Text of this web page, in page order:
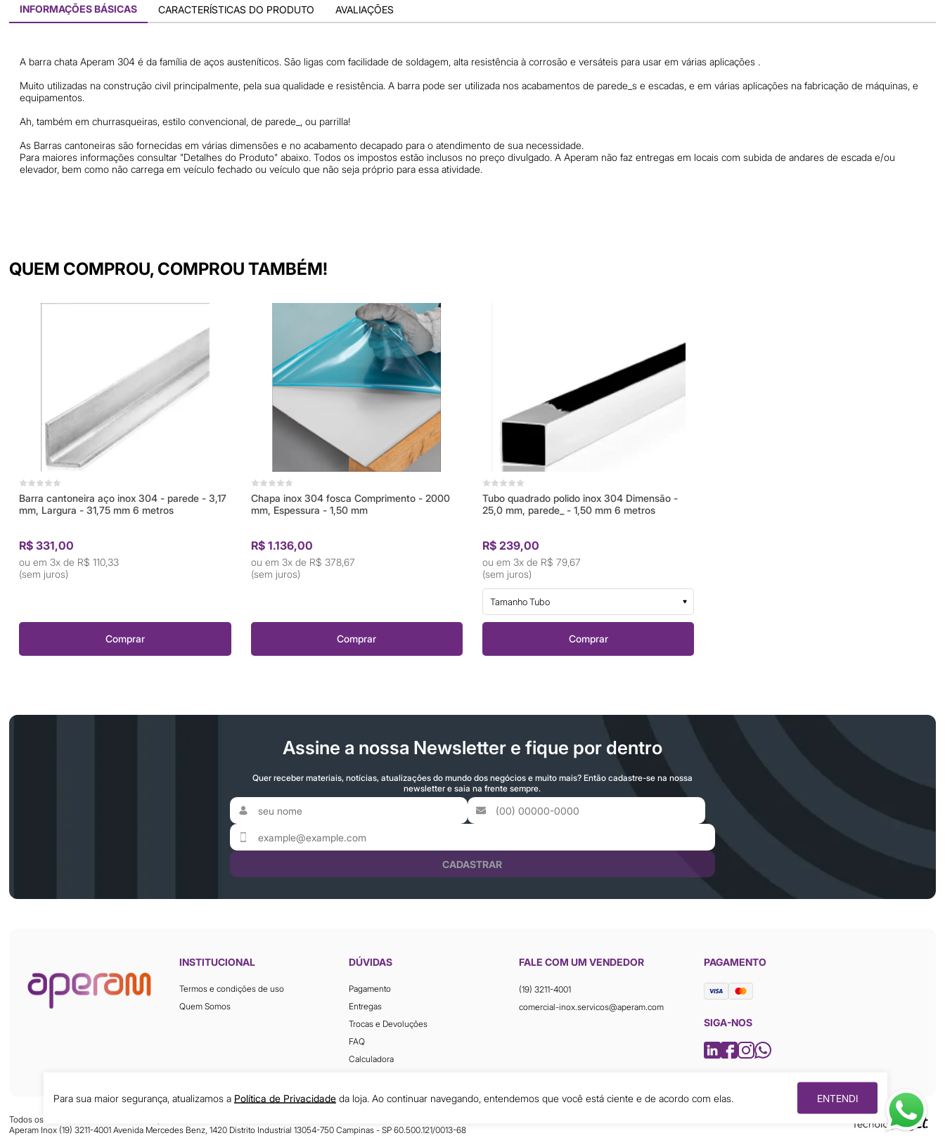
Para sua maior segurança, atualizamos a Política de Privacidade da loja. Ao continuar navegando, entendemos que você está ciente e de acordo com elas. ENTENDI
INFORMAÇÕES BÁSICAS CARACTERÍSTICAS DO PRODUTO AVALIAÇÕES
A barra chata Aperam 304 é da família de aços austeníticos. São ligas com facilidade de soldagem, alta resistência à corrosão e versáteis para usar em várias aplicações .
Muito utilizadas na construção civil principalmente, pela sua qualidade e resistência. A barra pode ser utilizada nos acabamentos de parede_s e escadas, e em várias aplicações na fabricação de máquinas, e
equipamentos.
Ah, também em churrasqueiras, estilo convencional, de parede_, ou parrilla!
As Barras cantoneiras são fornecidas em várias dimensões e no acabamento decapado para o atendimento de sua necessidade.
Para maiores informações consultar "Detalhes do Produto" abaixo. Todos os impostos estão inclusos no preço divulgado. A Aperam não faz entregas em locais com subida de andares de escada e/ou
elevador, bem como não carrega em veículo fechado ou veículo que não seja próprio para essa atividade.
QUEM COMPROU, COMPROU TAMBÉM!
Barra cantoneira aço inox 304 - parede - 3,17
mm, Largura - 31,75 mm 6 metros
R$ 331,00
3x de R$ 110,33
(sem juros)
Comprar
Chapa inox 304 fosca Comprimento - 2000
mm, Espessura - 1,50 mm
R$ 1.136,00
3x de R$ 378,67
(sem juros)
Comprar
Tubo quadrado polido inox 304 Dimensão -
25,0 mm, parede_ - 1,50 mm 6 metros
R$ 239,00
3x de R$ 79,67
(sem juros)
Tamanho Tubo
Comprar
Assine a nossa Newsletter e fique por dentro
Quer receber materiais, notícias, atualizações do mundo dos negócios e muito mais? Então cadastre-se na nossa
newsletter e saia na frente sempre.
CADASTRAR
INSTITUCIONAL
Termos e condições de uso
Quem Somos
DÚVIDAS
Pagamento
Entregas
Trocas e Devoluções
FAQ
Calculadora
FALE COM UM VENDEDOR
(19) 3211-4001
comercial-inox.servicos@aperam.com
PAGAMENTO
SIGA-NOS
Todos os direitos reservados © 2026 Aperam Inox
Aperam Inox (19) 3211-4001 Avenida Mercedes Benz, 1420 Distrito Industrial 13054-750 Campinas - SP 60.500.121/0013-68